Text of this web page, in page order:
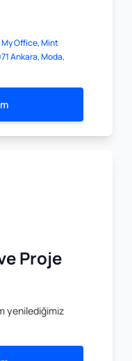
Office, Mint
Ankara, Moda,
Proje
yenilediğimiz